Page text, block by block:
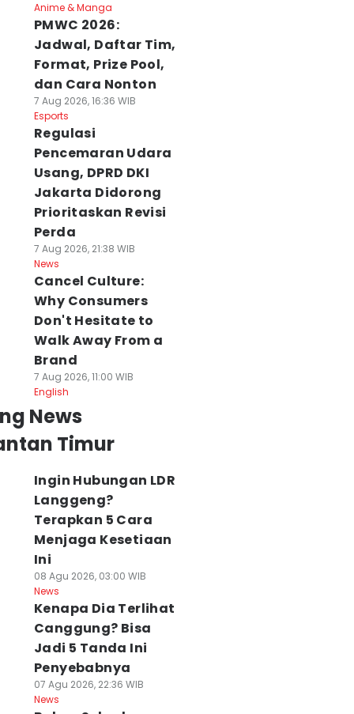
Kalbar
2 Ribu
Lahan
saat
Pengangguran
Kaltim Diklaim
Turun Jadi 5,24
Persen, Andalkan
Anime & Manga
PMWC 2026:
Jadwal, Daftar Tim,
Format, Prize Pool,
dan Cara Nonton
7 Aug 2026, 16:36 WIB
Esports
Regulasi
Pencemaran Udara
Usang, DPRD DKI
Jakarta Didorong
Prioritaskan Revisi
Perda
7 Aug 2026, 21:38 WIB
News
Cancel Culture:
Why Consumers
Don't Hesitate to
Walk Away From a
Brand
7 Aug 2026, 11:00 WIB
English
News
Timur
Ingin Hubungan LDR
Langgeng?
Terapkan 5 Cara
Menjaga Kesetiaan
Ini
08 Agu 2026, 03:00 WIB
News
Kenapa Dia Terlihat
Canggung? Bisa
Jadi 5 Tanda Ini
Penyebabnya
07 Agu 2026, 22:36 WIB
News